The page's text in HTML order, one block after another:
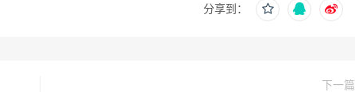
分享到：
下一篇